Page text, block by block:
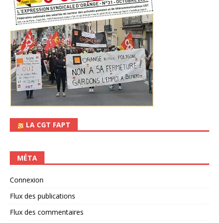
LA CGT FAPT
MÉTA
Connexion
Flux des publications
Flux des commentaires